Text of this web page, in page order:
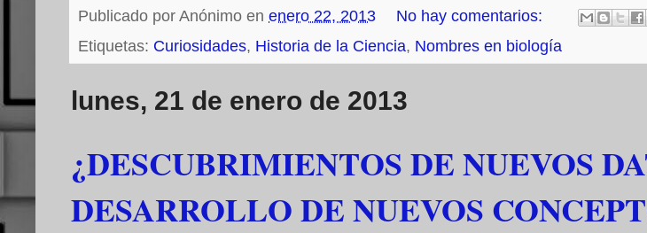
Publicado por Anónimo en enero 22, 2013
No hay comentarios:
Etiquetas: Curiosidades, Historia de la Ciencia, Nombres en biología
lunes, 21 de enero de 2013
¿DESCUBRIMIENTOS DE NUEVOS
DESARROLLO DE NUEVOS